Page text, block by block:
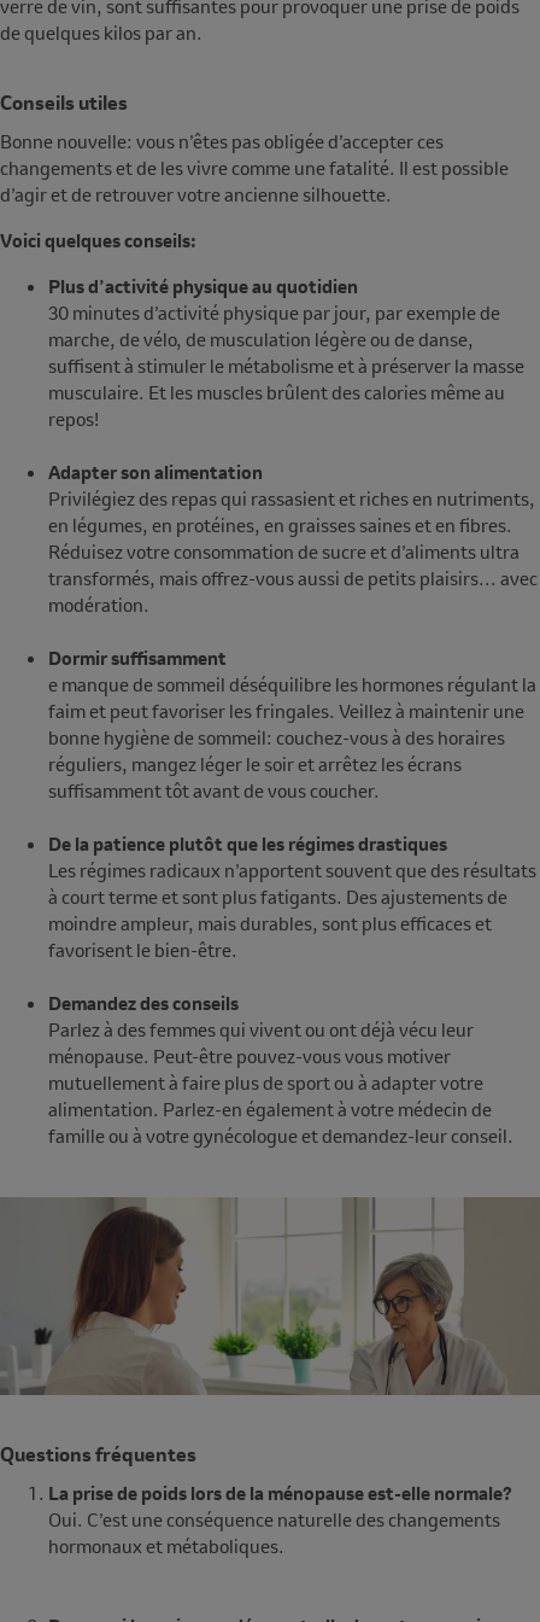
verre de vin, sont suffisantes pour provoquer une prise de poids
de quelques kilos par an.
Conseils utiles
Bonne nouvelle: vous n’êtes pas obligée d’accepter ces
changements et de les vivre comme une fatalité. Il est possible
d’agir et de retrouver votre ancienne silhouette.
Voici quelques conseils:
Plus d’activité physique au quotidien
30 minutes d’activité physique par jour, par exemple de
marche, de vélo, de musculation légère ou de danse,
suffisent à stimuler le métabolisme et à préserver la masse
musculaire. Et les muscles brûlent des calories même au
repos!
Adapter son alimentation
Privilégiez des repas qui rassasient et riches en nutriments,
en légumes, en protéines, en graisses saines et en fibres.
Réduisez votre consommation de sucre et d’aliments ultra
transformés, mais offrez-vous aussi de petits plaisirs... avec
modération.
Dormir suffisamment
e manque de sommeil déséquilibre les hormones régulant la
faim et peut favoriser les fringales. Veillez à maintenir une
bonne hygiène de sommeil: couchez-vous à des horaires
réguliers, mangez léger le soir et arrêtez les écrans
suffisamment tôt avant de vous coucher.
De la patience plutôt que les régimes drastiques
Les régimes radicaux n’apportent souvent que des résultats
à court terme et sont plus fatigants. Des ajustements de
moindre ampleur, mais durables, sont plus efficaces et
favorisent le bien-être.
Demandez des conseils
Parlez à des femmes qui vivent ou ont déjà vécu leur
ménopause. Peut-être pouvez-vous vous motiver
mutuellement à faire plus de sport ou à adapter votre
alimentation. Parlez-en également à votre médecin de
famille ou à votre gynécologue et demandez-leur conseil.
Questions fréquentes
La prise de poids lors de la ménopause est-elle normale?
Oui. C’est une conséquence naturelle des changements
hormonaux et métaboliques.